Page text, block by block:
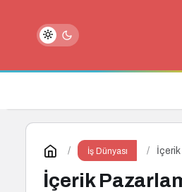
İş Dünyası
İçerik